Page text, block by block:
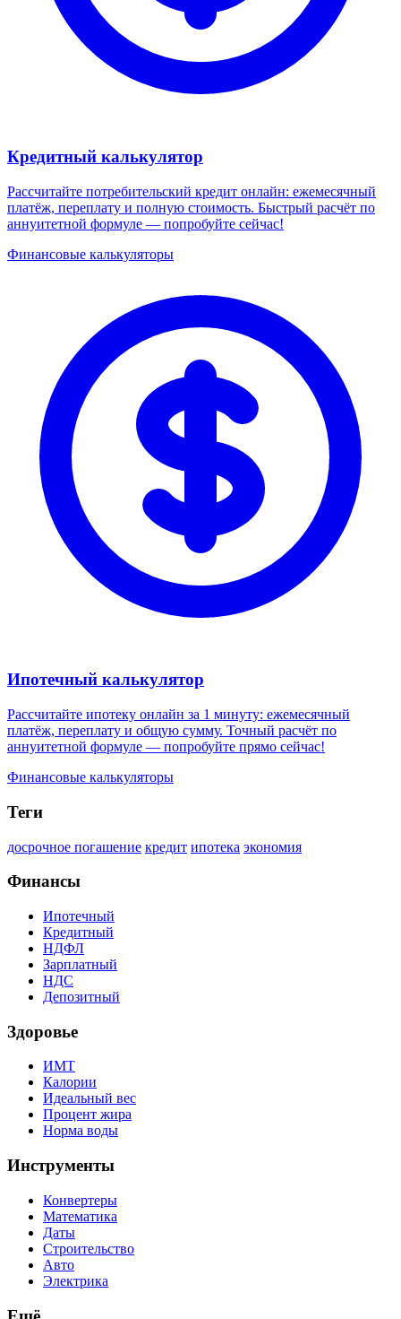
Кредитный калькулятор
Рассчитайте потребительский кредит онлайн: ежемесячный
платёж, переплату и полную стоимость. Быстрый расчёт по
аннуитетной формуле — попробуйте сейчас!
Финансовые калькуляторы
Ипотечный калькулятор
Рассчитайте ипотеку онлайн за 1 минуту: ежемесячный
платёж, переплату и общую сумму. Точный расчёт по
аннуитетной формуле — попробуйте прямо сейчас!
Финансовые калькуляторы
Теги
досрочное погашение кредит ипотека экономия
Финансы
Ипотечный
Кредитный
НДФЛ
Зарплатный
НДС
Депозитный
Здоровье
ИМТ
Калории
Идеальный вес
Процент жира
Норма воды
Инструменты
Конвертеры
Математика
Даты
Строительство
Авто
Электрика